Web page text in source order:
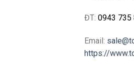
ĐT: 0943 735
Email:
https://